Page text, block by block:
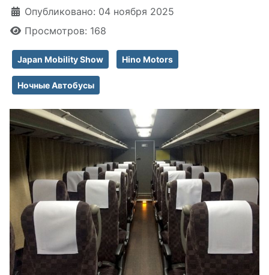
Информация о материале
Опубликовано: 04 ноября 2025
Просмотров: 168
Japan Mobility Show Hino Motors
Ночные Автобусы